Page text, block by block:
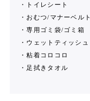
・トイレシート
・おむつ/マナーベルト
・専用ゴミ袋/ゴミ箱
・ウェットティッシュ
・粘着コロコロ
・足拭きタオル